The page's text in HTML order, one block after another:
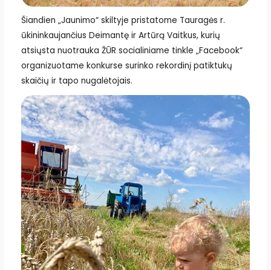
Šiandien „Jaunimo“ skiltyje pristatome Tauragės r.
ūkininkaujančius Deimantę ir Artūrą Vaitkus, kurių
atsiųsta nuotrauka ŽŪR socialiniame tinkle „Facebook“
organizuotame konkurse surinko rekordinį patiktukų
skaičių ir tapo nugalėtojais.